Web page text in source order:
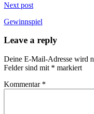
Next post
Gewinnspiel
Leave a reply
Deine E-Mail-Adresse wird
Felder sind mit * markiert
Kommentar *